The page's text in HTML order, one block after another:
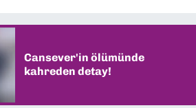
Cansever'in ölümünde
kahreden detay!